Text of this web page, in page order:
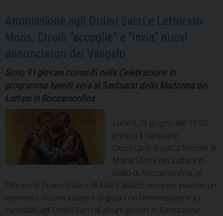
cammino.
Caiazzo
Calvi
il
prossimo
17
ottobre
Ammissione agli Ordini Sacri e Lettorato:
Mons. Cirulli “accoglie” e “invia” nuovi
annunciatori del Vangelo
Sono 9 i giovani coinvolti nella Celebrazione in
programma lunedì sera al Santuario della Madonna dei
Lattani in Roccamonfina
Lunedì 28 giugno alle 19.00,
presso il Santuario
Diocesano Basilica Minore di
Maria SS.ma dei Lattani in
Gallo di Roccamonfina, le
Diocesi di Teano-Calvi e di Alife-Caiazzo vivranno insieme un
momento di comunione e di gioia con l’Ammissione tra i
candidati agli Ordini Sacri di alcuni giovani in formazione